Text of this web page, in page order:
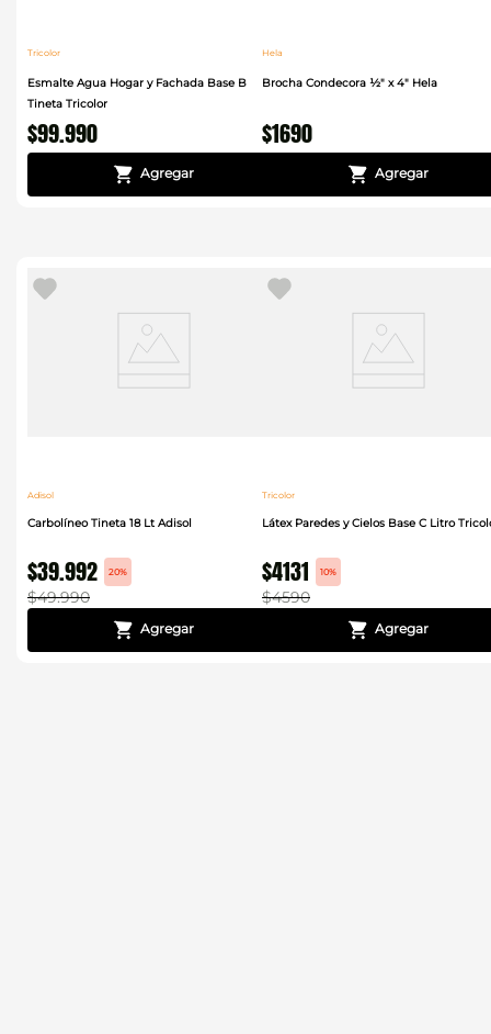
Tricolor
Esmalte Agua Hogar y Fachada Base B
Tineta Tricolor
$99.990
Hela
Brocha Condecora ½" x 4" Hela
$1690
Adisol
Carbolíneo Tineta 18 Lt Adisol
$39.992 20%
$49.990
Tricolor
Látex Paredes y Cielos Base C Litro
$4131 10%
$4590